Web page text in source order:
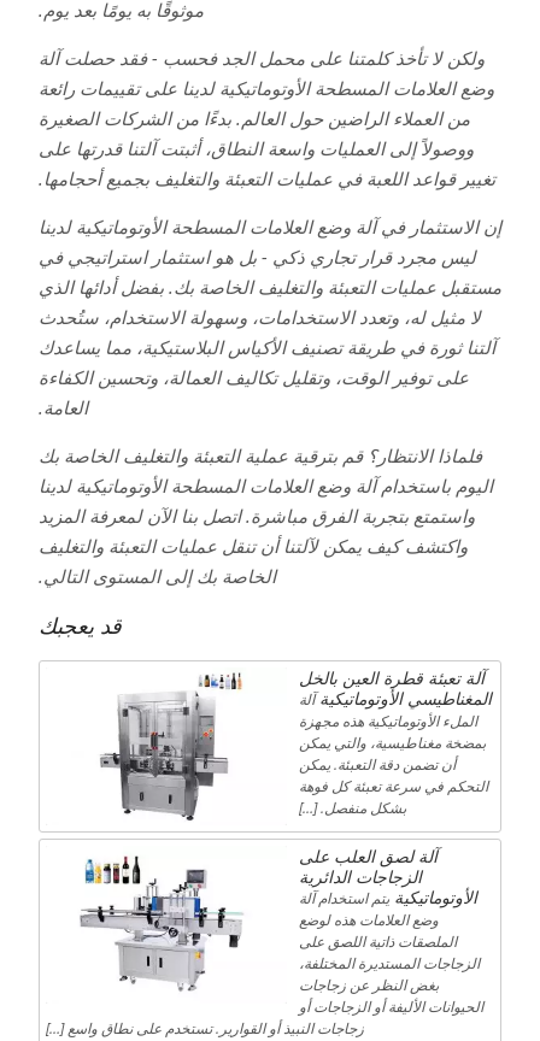
موثوقًا به يومًا بعد يوم.
ولكن لا تأخذ كلمتنا على محمل الجد فحسب - فقد حصلت آلة
وضع العلامات المسطحة الأوتوماتيكية لدينا على تقييمات رائعة
من العملاء الراضين حول العالم. بدءًا من الشركات الصغيرة
ووصولاً إلى العمليات واسعة النطاق، أثبتت آلتنا قدرتها على
تغيير قواعد اللعبة في عمليات التعبئة والتغليف بجميع أحجامها.
إن الاستثمار في آلة وضع العلامات المسطحة الأوتوماتيكية لدينا
ليس مجرد قرار تجاري ذكي - بل هو استثمار استراتيجي في
مستقبل عمليات التعبئة والتغليف الخاصة بك. بفضل أدائها الذي
لا مثيل له، وتعدد الاستخدامات، وسهولة الاستخدام، ستُحدث
آلتنا ثورة في طريقة تصنيف الأكياس البلاستيكية، مما يساعدك
على توفير الوقت، وتقليل تكاليف العمالة، وتحسين الكفاءة
العامة.
فلماذا الانتظار؟ قم بترقية عملية التعبئة والتغليف الخاصة بك
اليوم باستخدام آلة وضع العلامات المسطحة الأوتوماتيكية لدينا
واستمتع بتجربة الفرق مباشرة. اتصل بنا الآن لمعرفة المزيد
واكتشف كيف يمكن لآلتنا أن تنقل عمليات التعبئة والتغليف
الخاصة بك إلى المستوى التالي.
قد يعجبك
آلة تعبئة قطرة العين بالخل
المغناطيسي الأوتوماتيكية آلة
الملء الأوتوماتيكية هذه مجهزة
بمضخة مغناطيسية، والتي يمكن
أن تضمن دقة التعبئة. يمكن
التحكم في سرعة تعبئة كل فوهة
بشكل منفصل. […]
آلة لصق العلب على
الزجاجات الدائرية
الأوتوماتيكية يتم استخدام آلة
وضع العلامات هذه لوضع
الملصقات ذاتية اللصق على
الزجاجات المستديرة المختلفة،
بغض النظر عن زجاجات
الحيوانات الأليفة أو الزجاجات أو
زجاجات النبيذ أو القوارير. تستخدم على نطاق واسع […]